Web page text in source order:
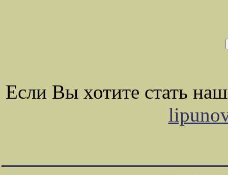
Если Вы хотите стать